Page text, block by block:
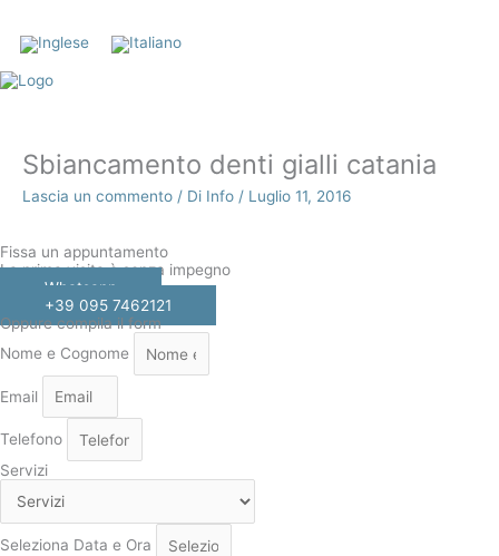
Sbiancamento denti gialli catania
Lascia un commento / Di Info / Luglio 11, 2016
Fissa un appuntamento
La prima visita è senza impegno
Whatsapp
+39 095 7462121
Oppure compila il form
Nome e Cognome
Email
Telefono
Servizi
Seleziona Data e Ora